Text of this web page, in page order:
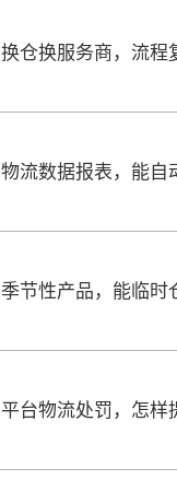
换仓换服务商，流程
物流数据报表，能自
季节性产品，能临时
平台物流处罚，怎样